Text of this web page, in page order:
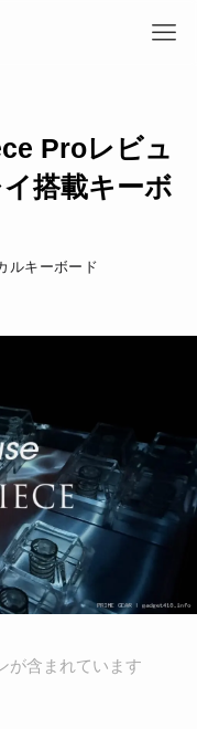
Proレビュ
搭載キーボ
ルキーボード
が含まれています